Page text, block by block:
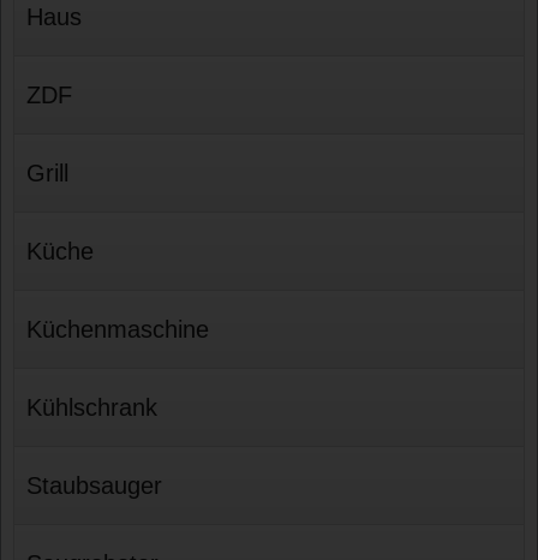
Haus
ZDF
Grill
Küche
Küchenmaschine
Kühlschrank
Staubsauger